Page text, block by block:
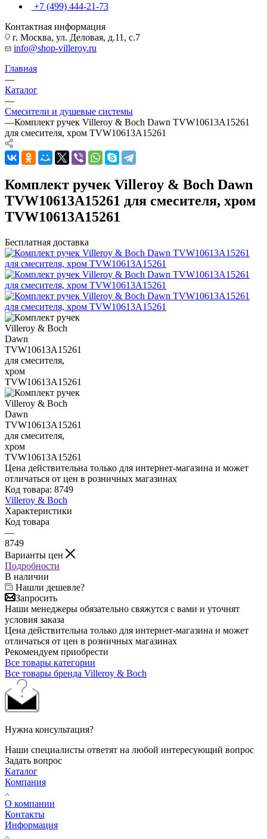
+7 (499) 444-21-73
Контактная информация
г. Москва, ул. Деловая, д.11, с.7
info@shop-villeroy.ru
Главная
—
Каталог
—
Смесители и душевые системы
—Комплект ручек Villeroy & Boch Dawn TVW10613A15261
для смесителя, хром TVW10613A15261
Комплект ручек Villeroy & Boch Dawn
TVW10613A15261 для смесителя, хром
TVW10613A15261
Бесплатная доставка
Цена действительна только для интернет-магазина и может
отличаться от цен в розничных магазинах
Код товара: 8749
Villeroy & Boch
Характеристики
Код товара
—
8749
Варианты цен
Подробности
В наличии
Нашли дешевле?
Запросить
Наши менеджеры обязательно свяжутся с вами и уточнят
условия заказа
Цена действительна только для интернет-магазина и может
отличаться от цен в розничных магазинах
Рекомендуем приобрести
Все товары категории
Все товары бренда Villeroy & Boch
Нужна консультация?
Наши специалисты ответят на любой интересующий вопрос
Задать вопрос
Каталог
Компания
О компании
Контакты
Информация